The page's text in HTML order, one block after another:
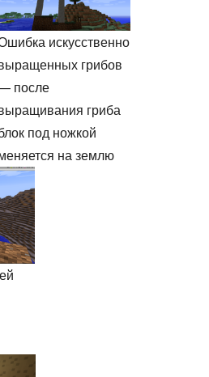
искусственно
грибов
после
гриба
под ножкой
на землю